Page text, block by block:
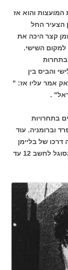
עם הוריו בשנת 1959 מברית המועצות והוא אז
הצעיר החל
קצר היכה את
למקום השישי.
בתחרות
והביס בין
אמר עליו אז: "
.
בתחרויות
וברומניה. עוד
דרכו של בליימן
לצמרת השחמט העולמית. נאמר עליו כי הוא מסוגל לחשב 12 עד